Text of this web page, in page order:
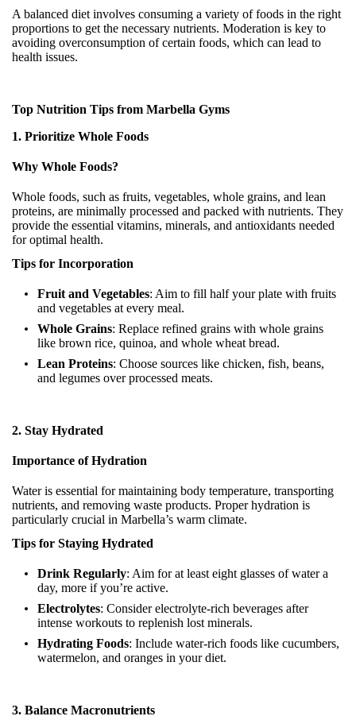
A balanced diet involves consuming a variety of foods in the right
proportions to get the necessary nutrients. Moderation is key to
avoiding overconsumption of certain foods, which can lead to
health issues.
Top Nutrition Tips from Marbella Gyms
1. Prioritize Whole Foods
Why Whole Foods?
Whole foods, such as fruits, vegetables, whole grains, and lean
proteins, are minimally processed and packed with nutrients. They
provide the essential vitamins, minerals, and antioxidants needed
for optimal health.
Tips for Incorporation
Fruit and Vegetables: Aim to fill half your plate with fruits
and vegetables at every meal.
Whole Grains: Replace refined grains with whole grains
like brown rice, quinoa, and whole wheat bread.
Lean Proteins: Choose sources like chicken, fish, beans,
and legumes over processed meats.
2. Stay Hydrated
Importance of Hydration
Water is essential for maintaining body temperature, transporting
nutrients, and removing waste products. Proper hydration is
particularly crucial in Marbella’s warm climate.
Tips for Staying Hydrated
Drink Regularly: Aim for at least eight glasses of water a
day, more if you’re active.
Electrolytes: Consider electrolyte-rich beverages after
intense workouts to replenish lost minerals.
Hydrating Foods: Include water-rich foods like cucumbers,
watermelon, and oranges in your diet.
3. Balance Macronutrients